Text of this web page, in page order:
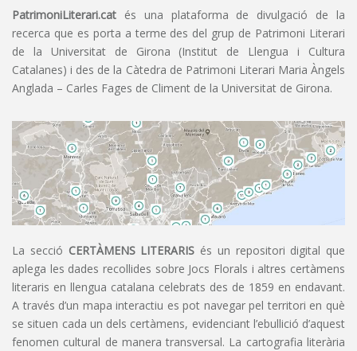
PatrimoniLiterari.cat és una plataforma de divulgació de la
recerca que es porta a terme des del grup de Patrimoni Literari
de la Universitat de Girona (Institut de Llengua i Cultura
Catalanes) i des de la Càtedra de Patrimoni Literari Maria Àngels
Anglada – Carles Fages de Climent de la Universitat de Girona.
La secció CERTÀMENS LITERARIS és un repositori digital que
aplega les dades recollides sobre Jocs Florals i altres certàmens
literaris en llengua catalana celebrats des de 1859 en endavant.
A través d’un mapa interactiu es pot navegar pel territori en què
se situen cada un dels certàmens, evidenciant l’ebullició d’aquest
fenomen cultural de manera transversal. La cartografia literària